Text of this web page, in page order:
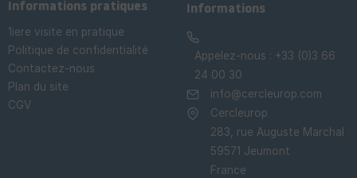
Informations pratiques
1iere visite en pratique
Politique de confidentialité
Contactez-nous
Plan du site
CGV
Informations
Appelez-nous : +33 (0)3 66
24 00 30
info@cercleurop.com
Cercleurop
283, rue Auguste Marchal
59571 Jeumont
France